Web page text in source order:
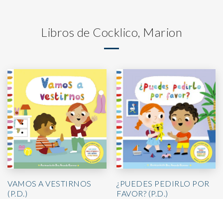
Libros de Cocklico, Marion
VAMOS A VESTIRNOS
(P.D.)
¿PUEDES PEDIRLO POR
FAVOR? (P.D.)